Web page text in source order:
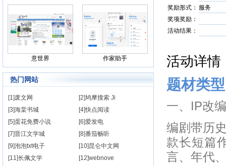
意世界 作家助手
热门网站
[1]废文网
[2]鸠摩搜索 Ji
[3]海棠书城
[4]快点阅读
[5]蛋花免费小说
[6]爱发电
[7]晋江文学城
[8]番茄畅听
[9]泡泡txt电子
[10]昆仑中文网
[11]长佩文学
[12]webnove
奖励形式： 服务
奖项奖励：
活动结果：
活动详情
题材类型
一、IP改编
编剧带历
款长短篇
言、年代